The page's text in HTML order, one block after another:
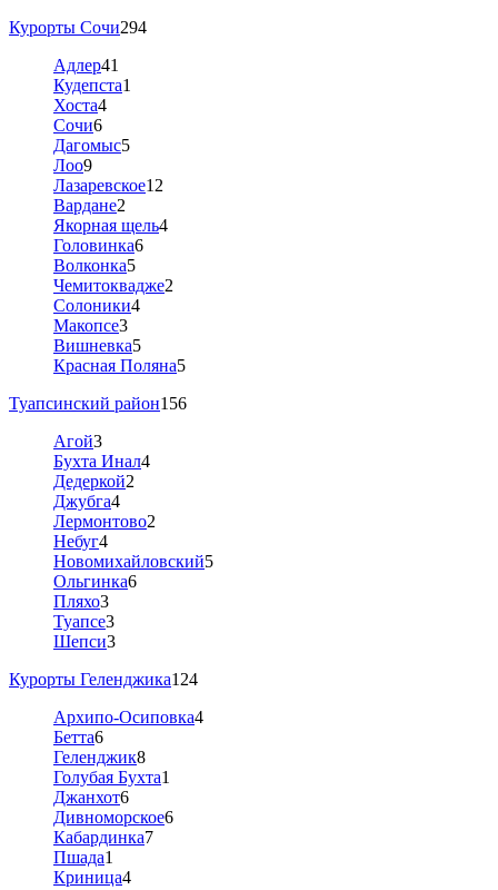
Курорты Сочи294
Адлер41
Кудепста1
Хоста4
Сочи6
Дагомыс5
Лоо9
Лазаревское12
Вардане2
Якорная щель4
Головинка6
Волконка5
Чемитоквадже2
Солоники4
Макопсе3
Вишневка5
Красная Поляна5
Туапсинский район156
Агой3
Бухта Инал4
Дедеркой2
Джубга4
Лермонтово2
Небуг4
Новомихайловский5
Ольгинка6
Пляхо3
Туапсе3
Шепси3
Курорты Геленджика124
Архипо-Осиповка4
Бетта6
Геленджик8
Голубая Бухта1
Джанхот6
Дивноморское6
Кабардинка7
Пшада1
Криница4